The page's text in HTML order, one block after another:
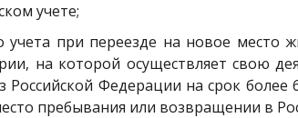
учете;
учета при переезде на новое
на которой осуществляет свою
Российской Федерации на срок
пребывания или возвращении в